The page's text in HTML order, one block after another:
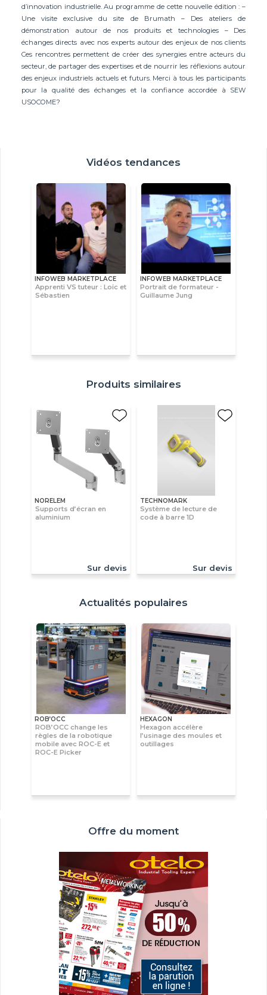
d’innovation industrielle. Au programme de cette nouvelle édition : –
Une visite exclusive du site de Brumath – Des ateliers de
démonstration autour de nos produits et technologies – Des
échanges directs avec nos experts autour des enjeux de nos clients
Ces rencontres permettent de créer des synergies entre acteurs du
secteur, de partager des expertises et de nourrir les réflexions autour
des enjeux industriels actuels et futurs. Merci à tous les participants
pour la qualité des échanges et la confiance accordée à SEW
USOCOME?
Vidéos tendances
INFOWEB MARKETPLACE
Apprenti VS tuteur : Loïc et
Sébastien
INFOWEB MARKETPLACE
Portrait de formateur -
Guillaume Jung
Produits similaires
NORELEM
Supports d’écran en
aluminium
Sur devis
TECHNOMARK
Système de lecture de
code à barre 1D
Sur devis
Actualités populaires
ROB’OCC
ROB’OCC change les
règles de la robotique
mobile avec ROC-E et
ROC-E Picker
HEXAGON
Hexagon accélère
l’usinage des moules et
outillages
Offre du moment